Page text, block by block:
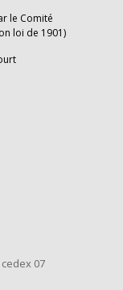
le Comité
loi de 1901)
07